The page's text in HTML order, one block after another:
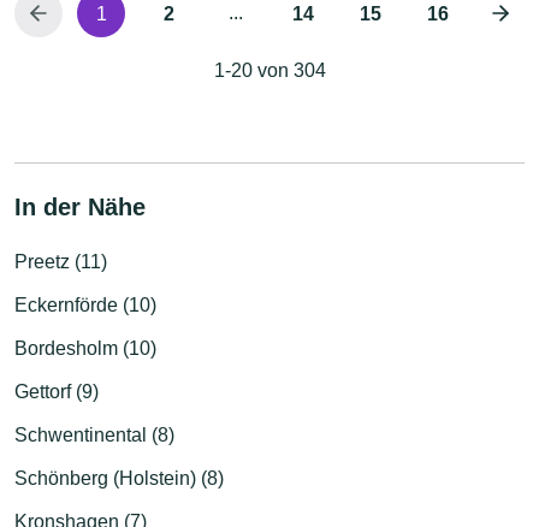
1 2 ... 14 15 16
1-20 von 304
In der Nähe
Preetz (11)
Eckernförde (10)
Bordesholm (10)
Gettorf (9)
Schwentinental (8)
Schönberg (Holstein) (8)
Kronshagen (7)